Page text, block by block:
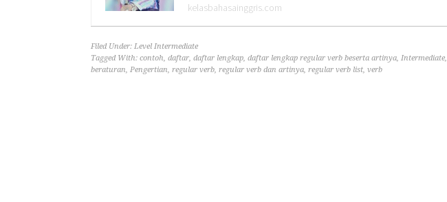
kelasbahasainggris.com
Filed Under: Level Intermediate
Tagged With: contoh, daftar, daftar lengkap, daftar lengkap regular verb beserta artinya, Intermediate,
beraturan, Pengertian, regular verb, regular verb dan artinya, regular verb list, verb